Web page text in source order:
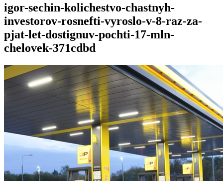
igor-sechin-kolichestvo-chastnyh-
investorov-rosnefti-vyroslo-v-8-raz-za-
pjat-let-dostignuv-pochti-17-mln-
chelovek-371cdbd